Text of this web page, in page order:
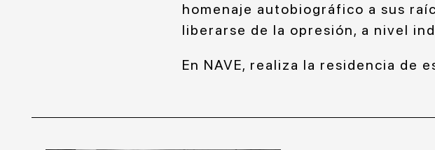
homenaje autobiográfico a sus
liberarse de la opresión, a nivel
En NAVE, realiza la residencia de